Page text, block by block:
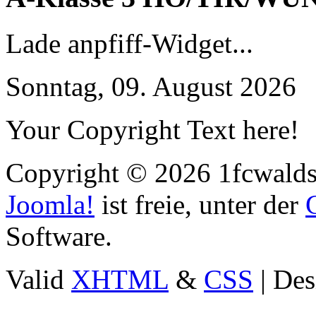
Lade anpfiff-Widget...
Sonntag, 09. August 2026
Your Copyright Text here!
Copyright © 2026
Joomla! ist freie, unter der
Software.
Valid XHTML & CSS |